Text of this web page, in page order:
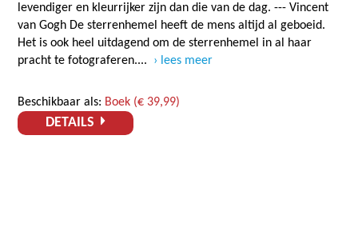
levendiger en kleurrijker zijn dan die van de dag. --- Vincent
van Gogh De sterrenhemel heeft de mens altijd al geboeid.
Het is ook heel uitdagend om de sterrenhemel in al haar
pracht te fotograferen....
lees meer
Beschikbaar als: Boek (€ 39,99)
DETAILS